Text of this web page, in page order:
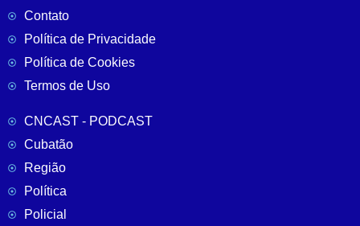
Contato
Política de Privacidade
Política de Cookies
Termos de Uso
CNCAST - PODCAST
Cubatão
Região
Política
Policial